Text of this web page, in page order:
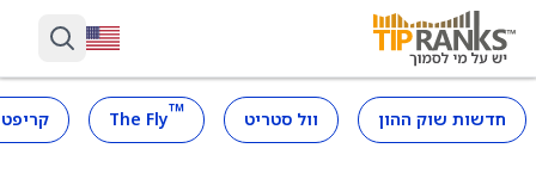
חדשות שוק ההון וול סטריט ™
The Fly